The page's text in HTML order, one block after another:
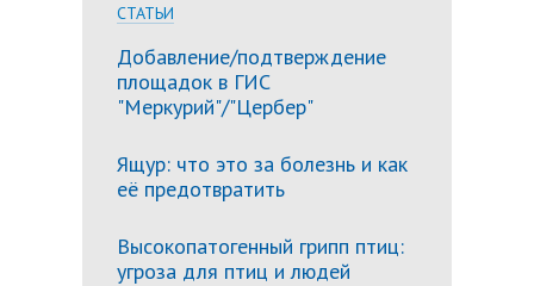
СТАТЬИ
Добавление/подтверждение
площадок в ГИС
"Меркурий"/"Цербер"
Ящур: что это за болезнь и как
её предотвратить
Высокопатогенный грипп птиц:
угроза для птиц и людей